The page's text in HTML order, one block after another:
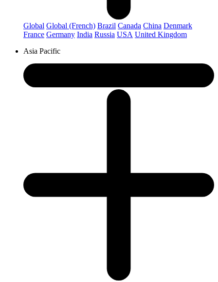
Global Global (French) Brazil Canada China Denmark
France Germany India Russia USA United Kingdom
Asia Pacific